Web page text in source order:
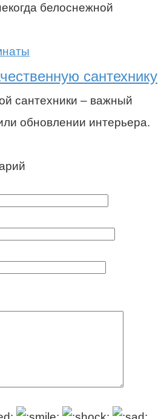
белоснежной
сантехнику
сантехники – важный
обновлении интерьера.